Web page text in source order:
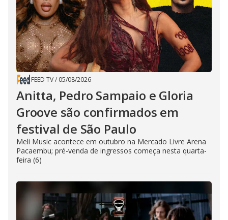
FEED TV/ 05/08/2026
Anitta, Pedro Sampaio e Gloria
Groove são confirmados em
festival de São Paulo
Meli Music acontece em outubro na Mercado Livre Arena
Pacaembu; pré-venda de ingressos começa nesta quarta-
feira (6)